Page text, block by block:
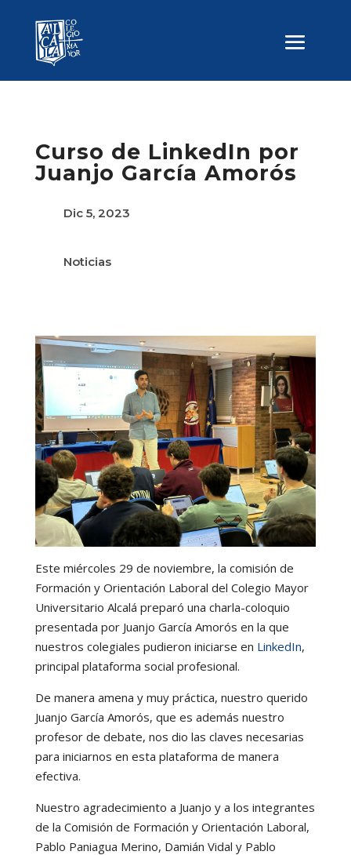
Curso de LinkedIn por
Juanjo García Amorós
Dic 5, 2023
Noticias
Este miércoles 29 de noviembre, la comisión de
Formación y Orientación Laboral del Colegio Mayor
Universitario Alcalá preparó una charla-coloquio
presentada por Juanjo García Amorós en la que
nuestros colegiales pudieron iniciarse en LinkedIn,
principal plataforma social profesional.
De manera amena y muy práctica, nuestro querido
Juanjo García Amorós, que es además nuestro
profesor de debate, nos dio las claves necesarias
para iniciarnos en esta plataforma de manera
efectiva.
Nuestro agradecimiento a Juanjo y a los integrantes
de la Comisión de Formación y Orientación Laboral,
Pablo Paniagua Merino, Damián Vidal y Pablo